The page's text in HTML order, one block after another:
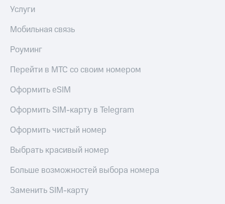
Услуги
Мобильная связь
Роуминг
Перейти в МТС со своим номером
Оформить eSIM
Оформить SIM-карту в Telegram
Оформить чистый номер
Выбрать красивый номер
Больше возможностей выбора номера
Заменить SIM-карту